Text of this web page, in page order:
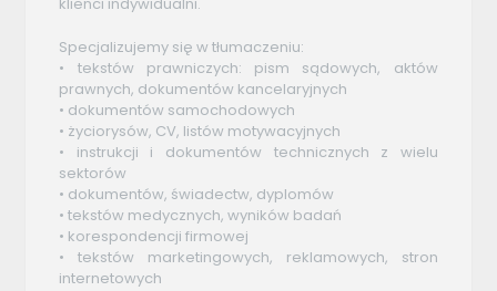
klienci indywidualni.
Specjalizujemy się w tłumaczeniu:
• tekstów prawniczych: pism sądowych, aktów
prawnych, dokumentów kancelaryjnych
• dokumentów samochodowych
• życiorysów, CV, listów motywacyjnych
• instrukcji i dokumentów technicznych z wielu
sektorów
• dokumentów, świadectw, dyplomów
• tekstów medycznych, wyników badań
• korespondencji firmowej
• tekstów marketingowych, reklamowych, stron
internetowych